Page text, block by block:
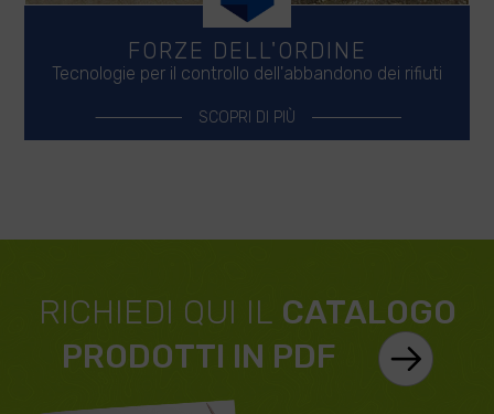
FORZE DELL'ORDINE
Tecnologie per il controllo dell'abbandono dei rifiuti
SCOPRI DI PIÙ
RICHIEDI QUI IL CATALOGO
PRODOTTI IN PDF